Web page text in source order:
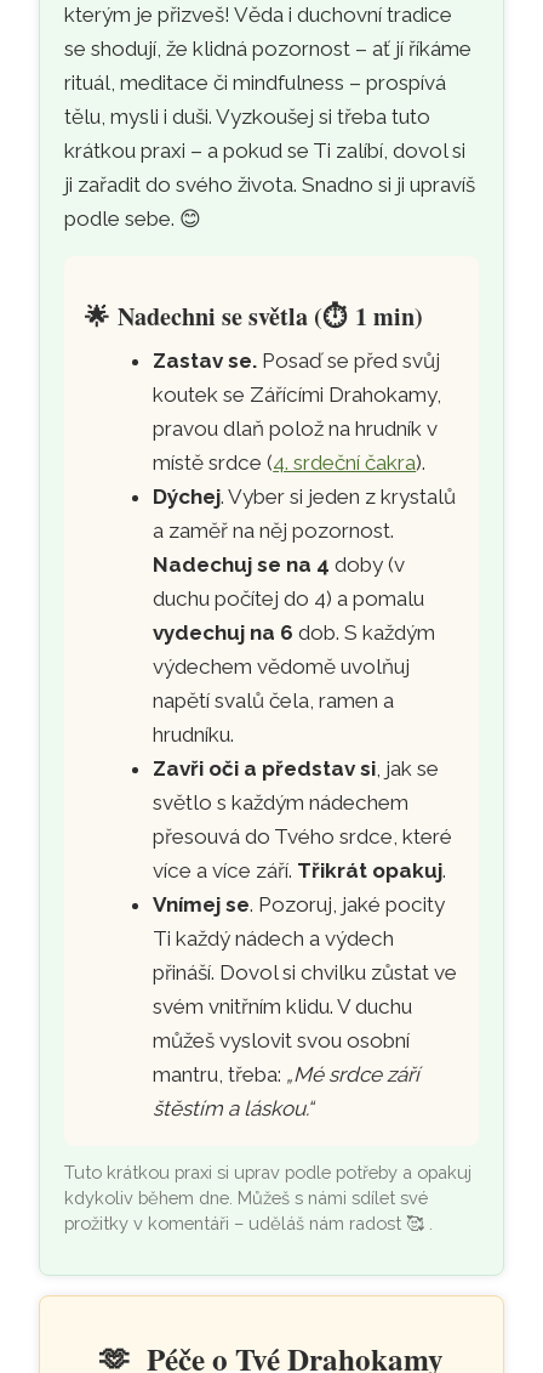
kterým je přizveš! Věda i duchovní tradice
se shodují, že klidná pozornost – ať jí říkáme
rituál, meditace či mindfulness – prospívá
tělu, mysli i duši. Vyzkoušej si třeba tuto
krátkou praxi – a pokud se Ti zalíbí, dovol si
ji zařadit do svého života. Snadno si ji upravíš
podle sebe. 😊
🌟Nadechni se světla (⏱️ 1 min)
Zastav se. Posaď se před svůj
koutek se Zářícími Drahokamy,
pravou dlaň polož na hrudník v
místě srdce (4. srdeční čakra).
Dýchej. Vyber si jeden z krystalů
a zaměř na něj pozornost.
Nadechuj se na 4 doby (v
duchu počítej do 4) a pomalu
vydechuj na 6 dob. S každým
výdechem vědomě uvolňuj
napětí svalů čela, ramen a
hrudníku.
Zavři oči a představ si, jak se
světlo s každým nádechem
přesouvá do Tvého srdce, které
více a více září. Třikrát opakuj.
Vnímej se. Pozoruj, jaké pocity
Ti každý nádech a výdech
přináší. Dovol si chvilku zůstat ve
svém vnitřním klidu. V duchu
můžeš vyslovit svou osobní
mantru, třeba: „Mé srdce září
štěstím a láskou.“
Tuto krátkou praxi si uprav podle potřeby a opakuj
kdykoliv během dne. Můžeš s námi sdílet své
prožitky v komentáři – uděláš nám radost 🥰
🫶 Péče o Tvé Drahokamy